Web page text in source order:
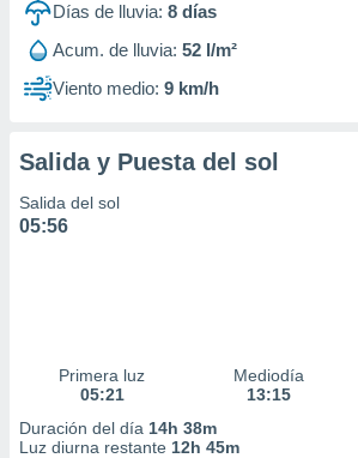
Días de lluvia: 8 días
Acum. de lluvia: 52 l/m²
Viento medio: 9 km/h
Salida y Puesta del sol
Salida del sol
05:56
Primera luz
05:21
Mediodía
13:15
Duración del día 14h 38m
Luz diurna restante 12h 45m